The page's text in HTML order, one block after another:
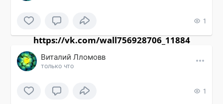
1
https://vk.com/wall756928706_11884
Виталий Лломовв
только что
1